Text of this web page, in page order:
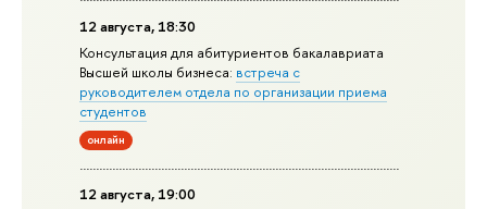
12 августа, 18:30
Консультация для абитуриентов бакалавриата
Высшей школы бизнеса: встреча с
руководителем отдела по организации приема
студентов
онлайн
12 августа, 19:00